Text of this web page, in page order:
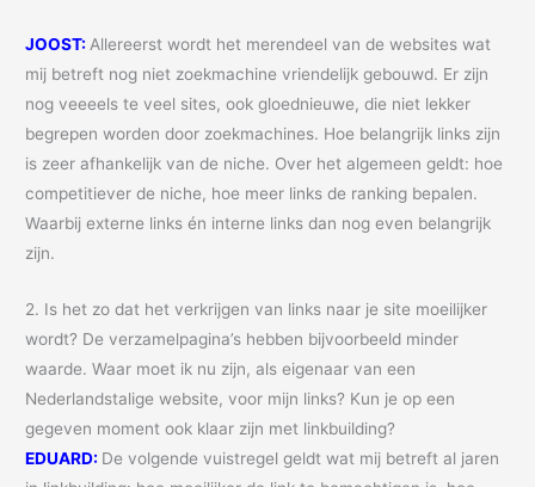
JOOST: Allereerst wordt het merendeel van de websites wat
mij betreft nog niet zoekmachine vriendelijk gebouwd. Er zijn
nog veeeels te veel sites, ook gloednieuwe, die niet lekker
begrepen worden door zoekmachines. Hoe belangrijk links zijn
is zeer afhankelijk van de niche. Over het algemeen geldt: hoe
competitiever de niche, hoe meer links de ranking bepalen.
Waarbij externe links én interne links dan nog even belangrijk
zijn.
2. Is het zo dat het verkrijgen van links naar je site moeilijker
wordt? De verzamelpagina’s hebben bijvoorbeeld minder
waarde. Waar moet ik nu zijn, als eigenaar van een
Nederlandstalige website, voor mijn links? Kun je op een
gegeven moment ook klaar zijn met linkbuilding?
EDUARD: De volgende vuistregel geldt wat mij betreft al jaren